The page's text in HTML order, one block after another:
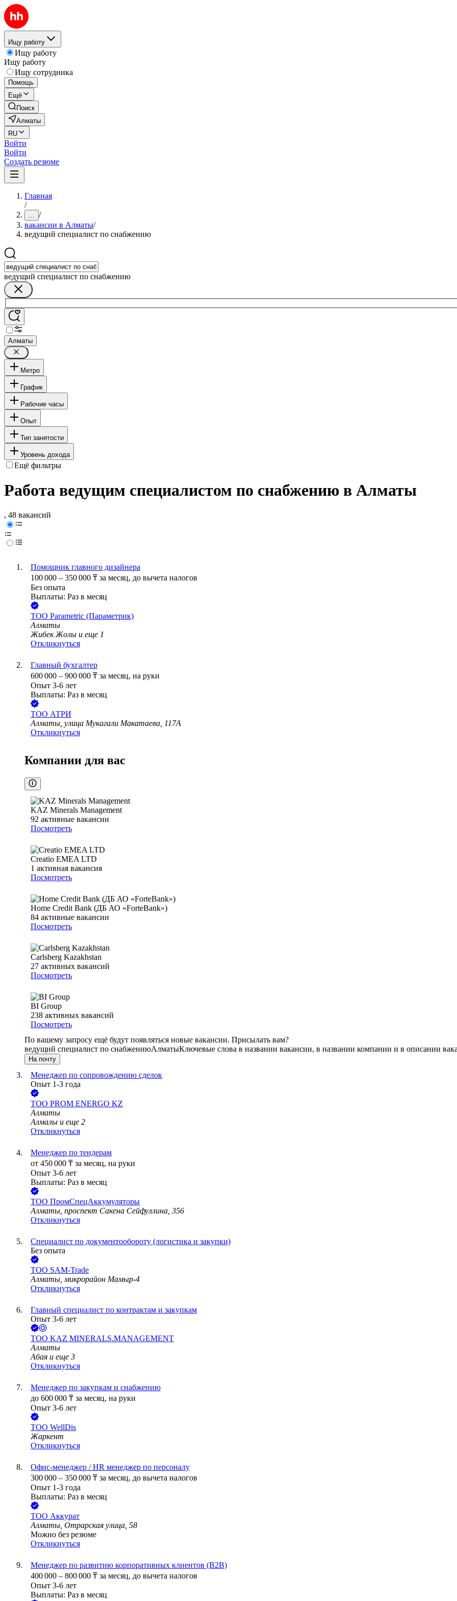
Ищу работу
Ищу работу
Ищу работу
Ищу сотрудника
Помощь
Ещё
Поиск
Алматы
RU
Войти
Войти
Создать резюме
Главная
/
... /
вакансии в Алматы/
ведущий специалист по снабжению
ведущий специалист по снабжению
Алматы
Метро
График
Рабочие часы
Опыт
Тип занятости
Уровень дохода
Ещё фильтры
Работа ведущим специалистом по снабжению в Алматы
, 48 вакансий
Помощник главного дизайнера
100 000 – 350 000 ₸ за месяц, до вычета налогов
Без опыта
Выплаты: Раз в месяц
ТОО Parametric (Параметрик)
Алматы
Жибек Жолы и еще 1
Откликнуться
Главный бухгалтер
600 000 – 900 000 ₸ за месяц, на руки
Опыт 3-6 лет
Выплаты: Раз в месяц
ТОО АТРИ
Алматы, улица Мукагали Макатаева, 117А
Откликнуться
Компании для вас
KAZ Minerals Management
92 активные вакансии
Посмотреть
Creatio EMEA LTD
1 активная вакансия
Посмотреть
Home Credit Bank (ДБ АО «ForteBank»)
84 активные вакансии
Посмотреть
Carlsberg Kazakhstan
27 активных вакансий
Посмотреть
BI Group
238 активных вакансий
Посмотреть
По вашему запросу ещё будут появляться новые вакансии. Присылать вам?
ведущий специалист по снабжениюАлматыКлючевые слова в названии вакансии, в названии компании и в описании
На почту
Менеджер по сопровождению сделок
Опыт 1-3 года
ТОО PROM ENERGO KZ
Алматы
Алмалы и еще 2
Откликнуться
Менеджер по тендерам
от 450 000 ₸ за месяц, на руки
Опыт 3-6 лет
Выплаты: Раз в месяц
ТОО ПромСпецАккумуляторы
Алматы, проспект Сакена Сейфуллина, 356
Откликнуться
Специалист по документообороту (логистика и закупки)
Без опыта
ТОО SAM-Trade
Алматы, микрорайон Мамыр-4
Откликнуться
Главный специалист по контрактам и закупкам
Опыт 3-6 лет
ТОО KAZ MINERALS.MANAGEMENT
Алматы
Абая и еще 3
Откликнуться
Менеджер по закупкам и снабжению
до 600 000 ₸ за месяц, на руки
Опыт 3-6 лет
ТОО WellDis
Жаркент
Откликнуться
Офис-менеджер / HR менеджер по персоналу
300 000 – 350 000 ₸ за месяц, до вычета налогов
Опыт 1-3 года
Выплаты: Раз в месяц
ТОО Аккурат
Алматы, Отрарская улица, 58
Можно без резюме
Откликнуться
Менеджер по развитию корпоративных клиентов (B2B)
400 000 – 800 000 ₸ за месяц, до вычета налогов
Опыт 3-6 лет
Выплаты: Раз в месяц